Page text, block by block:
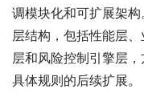
调模块化和可扩展架
层结构，包括性能层
层和风险控制引擎层
具体规则的后续扩展。